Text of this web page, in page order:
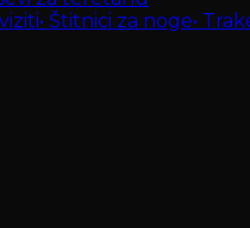
• Štitnici za noge•